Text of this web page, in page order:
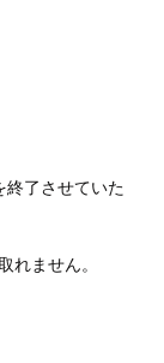
了させていた
れません。